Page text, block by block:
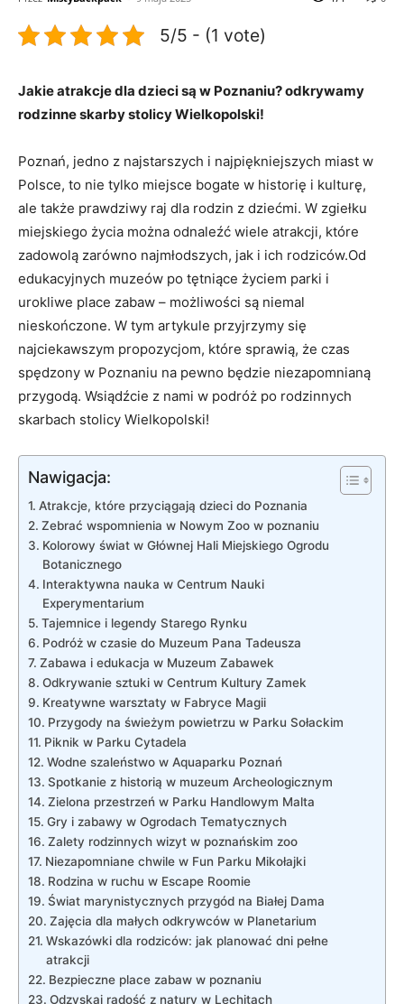
5/5 - (1 vote)
Jakie atrakcje dla dzieci są w⁢ Poznaniu? odkrywamy
rodzinne skarby ⁢stolicy Wielkopolski!
Poznań, jedno z najstarszych i najpiękniejszych miast w
Polsce, to nie tylko⁣ miejsce bogate w historię⁢ i kulturę,
ale także prawdziwy raj dla rodzin z dziećmi. W zgiełku
miejskiego ⁣życia można odnaleźć wiele atrakcji, które⁢
zadowolą zarówno najmłodszych, jak i ich rodziców.Od
edukacyjnych muzeów po tętniące życiem parki ⁤i⁤
urokliwe ‍place zabaw – możliwości są niemal
nieskończone. W tym⁣ artykule⁢ przyjrzymy się
najciekawszym propozycjom, które sprawią, że ‌czas
spędzony w Poznaniu na ⁤pewno będzie ‍niezapomnianą
przygodą. Wsiądźcie z nami w podróż⁢ po rodzinnych
⁤skarbach stolicy Wielkopolski!
Nawigacja:
Atrakcje, które przyciągają dzieci do Poznania
Zebrać wspomnienia w‍ Nowym Zoo⁣ w poznaniu
Kolorowy świat w Głównej Hali Miejskiego Ogrodu⁣
Botanicznego
Interaktywna nauka w Centrum Nauki
Experymentarium
Tajemnice i legendy Starego Rynku
Podróż w czasie do Muzeum Pana Tadeusza
Zabawa i edukacja w Muzeum Zabawek
Odkrywanie sztuki w Centrum Kultury Zamek
Kreatywne warsztaty w ‌Fabryce Magii
Przygody na ⁣świeżym‍ powietrzu w Parku Sołackim
Piknik w Parku Cytadela
Wodne szaleństwo w⁢ Aquaparku Poznań
Spotkanie z historią w muzeum Archeologicznym
Zielona przestrzeń w Parku Handlowym Malta
Gry i zabawy w ⁣Ogrodach Tematycznych
Zalety rodzinnych wizyt w poznańskim zoo
Niezapomniane chwile w Fun Parku Mikołajki
Rodzina w ⁤ruchu w Escape Roomie
Świat‌ marynistycznych przygód na Białej Dama
Zajęcia dla małych odkrywców w Planetarium
Wskazówki ​dla rodziców: jak planować dni pełne
atrakcji
Bezpieczne place zabaw ⁢w poznaniu
Odzyskaj radość z natury w Lechitach